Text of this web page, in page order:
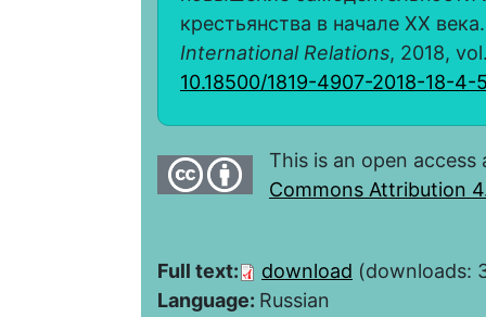
крестьянства в начале XX
International Relations, 2018,
10.18500/1819-4907-2018-18-4-
This is an open
Commons Attribution
Full text: download (downloads:
Language: Russian